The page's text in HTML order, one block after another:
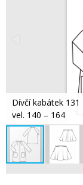
Dívčí kabátek 131
vel. 140 – 164